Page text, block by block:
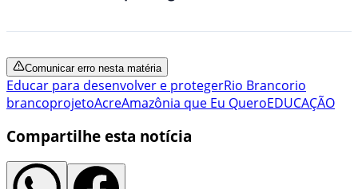
Comunicar erro nesta matéria
Educar para desenvolver e protegerRio Brancorio
brancoprojetoAcreAmazônia que Eu QueroEDUCAÇÃO
Compartilhe esta notícia